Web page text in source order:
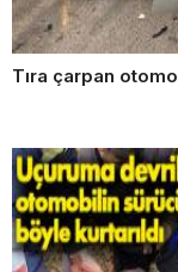
Tıra çarpan